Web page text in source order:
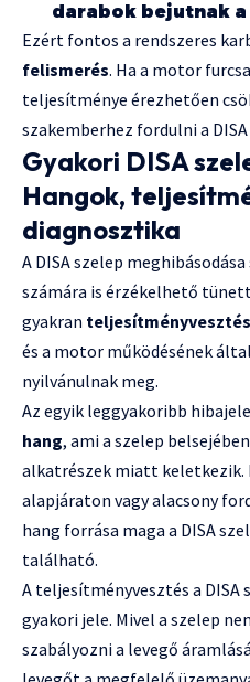
darabok bejutnak
Ezért fontos a rendszeres
felismerés. Ha a motor
teljesítménye érezhetően
szakemberhez fordulni a
Gyakori DISA
Hangok,
diagnosztika
A DISA szelep
számára is érzékelhető
gyakran
és a motor működésének
nyilvánulnak meg.
Az egyik leggyakoribb
hang, ami a szelep
alkatrészek miatt keletkezik.
alapjáraton vagy alacsony
hang forrása maga a DISA
található.
A teljesítményvesztés a DISA
gyakori jele. Mivel a szelep
szabályozni a levegő